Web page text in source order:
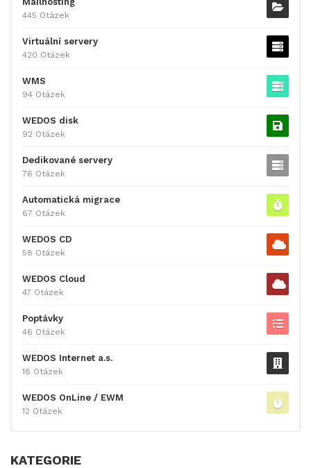
445 Otázek
Virtuální servery
420 Otázek
WMS
94 Otázek
WEDOS disk
92 Otázek
Dedikované servery
76 Otázek
Automatická migrace
67 Otázek
WEDOS CD
58 Otázek
WEDOS Cloud
47 Otázek
Poptávky
46 Otázek
WEDOS Internet a.s.
18 Otázek
WEDOS OnLine / EWM
12 Otázek
KATEGORIE